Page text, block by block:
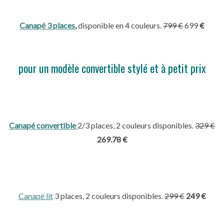
Canapé 3 places,disponible en 4 couleurs.799€699€
pour un modèle convertible stylé et à petit prix
Canapé convertible2/3 places, 2 couleurs disponibles.329€
269.78 €
Canapé lit3 places, 2 couleurs disponibles.299€ 249 €